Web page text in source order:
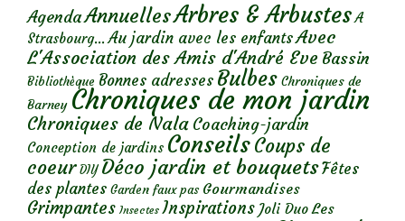
AgendaAnnuellesArbres & Arbustes A
Strasbourg... Au jardin avec les enfantsAvec
L'Association des Amis d'André Eve Bassin
Bibliothèque Bonnes adresses Bulbes Chroniques de
Barney Chroniques de mon jardin
Chroniques de Nala Coaching-jardin
Conception de jardins ConseilsCoups de
coeur DIY Déco jardin et bouquetsFêtes
des plantes Garden faux pas Gourmandises
Grimpantes Insectes Inspirations Joli Duo Les